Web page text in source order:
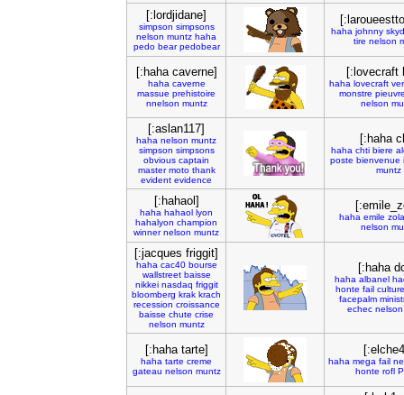
[:lordjidane]
simpson simpsons
nelson muntz haha
pedo bear pedobear
haha johnny
tire nelson
[:haha caverne]
haha caverne
massue prehistoire
nnelson muntz
[:lovecraft
haha lovecraft
monstre
nelson
[:aslan117]
haha nelson muntz
simpson simpsons
obvious captain
master moto thank
evident evidence
[:haha
haha chti biere
poste bienvenue
muntz
[:hahaol]
haha hahaol lyon
hahalyon champion
winner nelson muntz
haha emile zola
nelson
[:jacques friggit]
haha cac40 bourse
wallstreet baisse
nikkei nasdaq friggit
bloomberg krak krach
recession croissance
baisse chute crise
nelson muntz
[:haha
haha albanel
honte fail culture
facepalm
echec nelson
[:haha tarte]
haha tarte creme
gateau nelson muntz
haha mega fail
honte rofl